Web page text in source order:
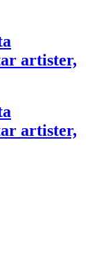
artister,
artister,